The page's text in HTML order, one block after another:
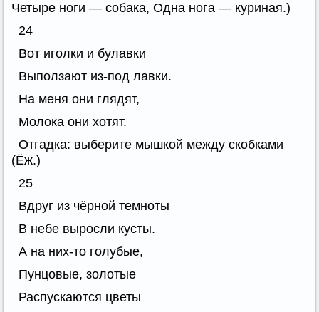
Четыре ноги — собака, Одна нога — куриная.)
24
Вот иголки и булавки
Выползают из-под лавки.
На меня они глядят,
Молока они хотят.
Отгадка: выберите мышкой между скобками
(Ёж.)
25
Вдруг из чёрной темноты
В небе выросли кусты.
А на них-то голубые,
Пунцовые, золотые
Распускаются цветы